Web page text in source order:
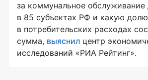
за коммунальное
в 85 субъектах РФ и какую долю
в потребительских расходах
сумма, выяснил центр
исследований «РИА Рейтинг».